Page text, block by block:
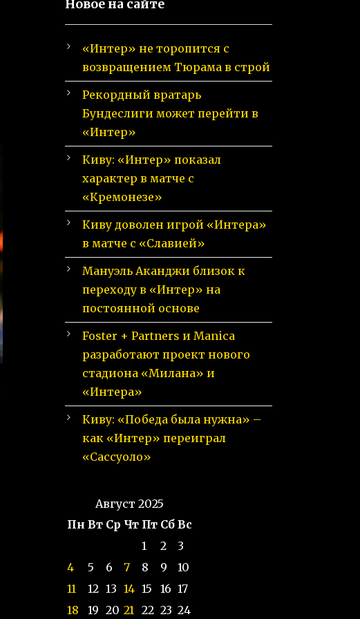
Новое на сайте
«Интер» не торопится с
возвращением Тюрама в строй
Рекордный вратарь
Бундеслиги может перейти в
«Интер»
Киву: «Интер» показал
характер в матче с
«Кремонезе»
Киву доволен игрой «Интера»
в матче с «Славией»
Мануэль Аканджи близок к
переходу в «Интер» на
постоянной основе
Foster + Partners и Manica
разработают проект нового
стадиона «Милана» и
«Интера»
Киву: «Победа была нужна» –
как «Интер» переиграл
«Сассуоло»
Август 2025
Пн Вт Ср Чт Пт Сб Вс
1
2
3
4
5 6 7 8 9
10
11
12 13 14 15 16 17
18
19 20 21 22 23 24